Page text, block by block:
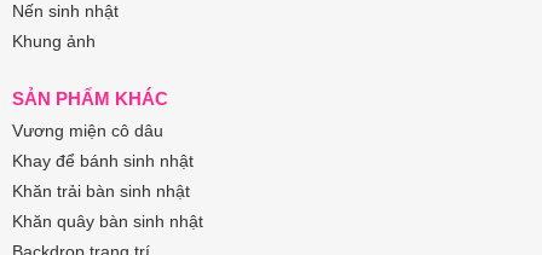
Nến sinh nhật
Khung ảnh
SẢN PHẨM KHÁC
Vương miện cô dâu
Khay để bánh sinh nhật
Khăn trải bàn sinh nhật
Khăn quây bàn sinh nhật